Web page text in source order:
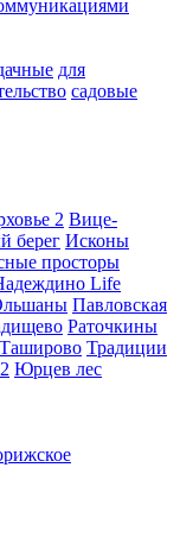
для
садовые
2 Вице-
берег Исконы
просторы
Life
Павловская
Раточкины
Таширово Традиции
Юрцев лес